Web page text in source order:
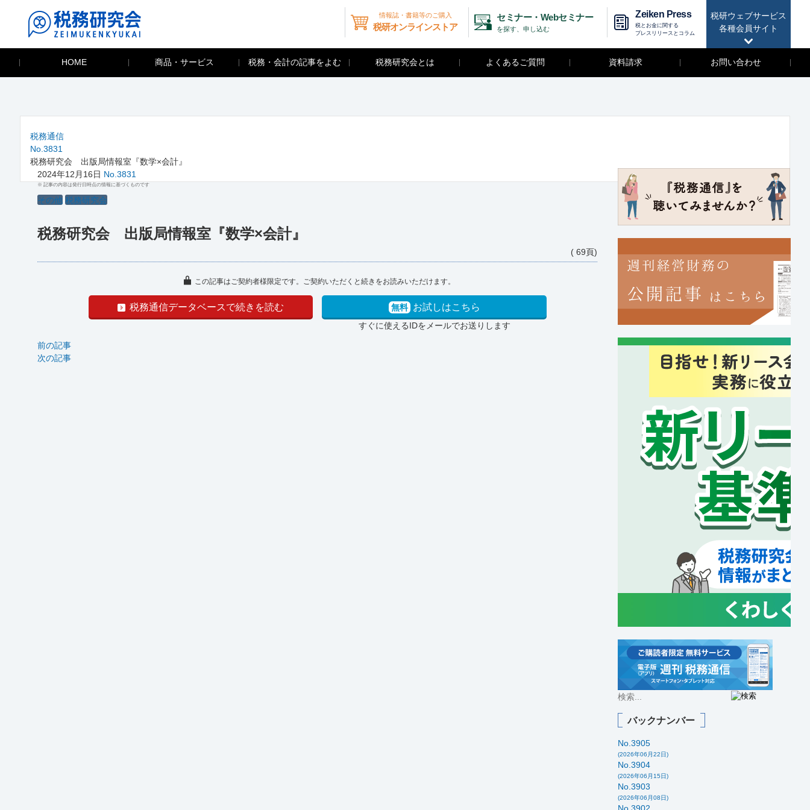
税研ウェブサービス
各種会員サイト
情報誌・書籍等のご購入
税研オンラインストア
セミナー・Webセミナー
を探す、申し込む
Zeiken Press
税とお金に関する
プレスリリースとコラム
HOME 商品・サービス 税務・会計の記事をよむ 税務研究会とは よくあるご質問 資料請求 お問い合わせ
税務通信
No.3831
税務研究会 出版局情報室『数学×会計』
2024年12月16日 No.3831
※ 記事の内容は発行日時点の情報に基づくものです
その他 税務研究会
税務研究会 出版局情報室『数学×会計』
( 69頁)
この記事はご契約者様限定です。ご契約いただくと続きをお読みいただけます。
税務通信データベースで続きを読む 無料 お試しはこちら
すぐに使えるIDをメールでお送りします
前の記事
次の記事
バックナンバー
No.3905
(2026年06月22日)
No.3904
(2026年06月15日)
No.3903
(2026年06月08日)